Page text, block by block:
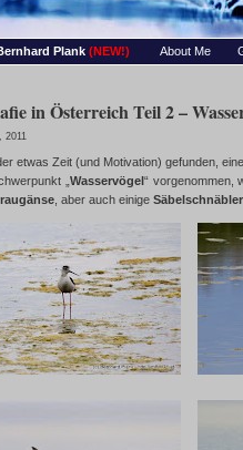
Plank (NEW!) About Me
in Österreich Teil 2 –
2011
etwas Zeit (und Motivation) gefunden,
„ Wasservögel“ vorgenommen,
, aber auch einige Säbelschnäbler